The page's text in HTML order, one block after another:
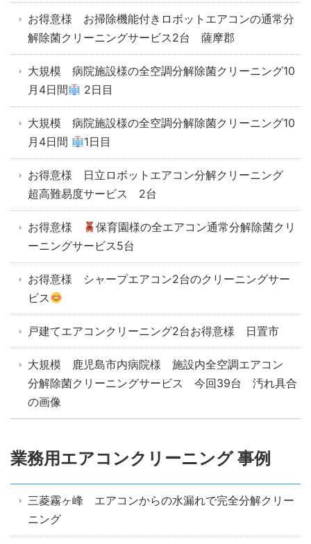
お得意様 お掃除機能付きロボットエアコンの通常分
解除菌クリーニングサービス2台 薩摩郡
大規模 病院施設様の全空調分解除菌クリーニング10
月4日間
2日目
大規模 病院施設様の全空調分解除菌クリーニング10
月4日間
1日目
お得意様 日立ロボットエアコン分解クリーニング
超高難易度サービス 2台
お得意様
保育園様の全エアコン通常分解除菌クリ
ーニングサービス5台
お得意様 シャープエアコン2台のクリーニングサー
ビス
戸建てエアコンクリーニング2台お得意様 日置市
大規模 鹿児島市内病院様 施設内全空調エアコン
分解除菌クリーニングサービス 今回39台 汚れ具合
の画像
業務用エアコンクリーニング 事例
三菱霧ヶ峰 エアコンからの水漏れで完全分解クリー
ニング